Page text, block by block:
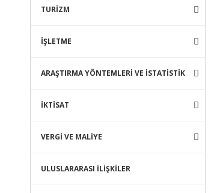
TURİZM
İŞLETME
ARAŞTIRMA YÖNTEMLERİ VE İSTATİSTİK
İKTİSAT
VERGİ VE MALİYE
ULUSLARARASI İLİŞKİLER